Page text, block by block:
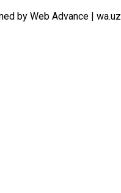
by Web Advance | wa.uz